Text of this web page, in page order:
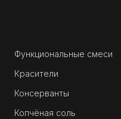
Функциональные смеси
Красители
Консерванты
Копчёная соль